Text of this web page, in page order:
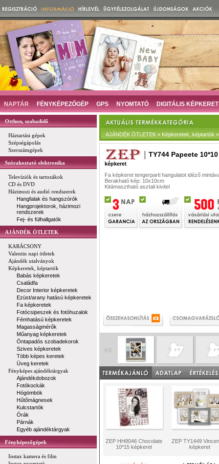
NAPTÁR FÉNYKÉPEZŐGÉP GPS NYOMTATÓ DIGITÁLIS KÉPKERET
Otthon, szabadidő
Háztartási gépek
Szépségápolás
Szerszámgépek
Szórakoztató elektronika
Televíziók és tartozákok
CD és DVD
Házimozi és audió rendszerek
Hangfalak és hangszórók
Hangprojektorok, házimozi
rendszerek
Fej- és fülhallgatók
AJÁNDÉK ÖTLETEK
KARÁCSONY
Valentin napi ötletek
Ajándék utalványok
Képkeretek, képtartók
Babás képkeretek
Családfa
Decor Interior képkeretek
Ezüst/arany hatású képkeretek
Fa képkeretek
Fotócsipeszek és fotóhuzalok
Fémhatású képkeretek
Magasságmérők
Műanyag képkeretek
Öntapadós szobadekorok
Szives képkeretek
Több képes keretek
Üveg keretek
Fényképes ajándéktárgyak
Ajándékdobozok
Fotókockák
Hógömbök
Hűtőmágnesek
Kulcstartók
Órák
Párnák
Egyéb ajándéktárgyak
Fényképezőgépek
Instax kamera és film
AJÁNDÉK ÖTLETEK » Képkeretek, képtartók
TY744 Papeete 10*10
képkeret
Fa képkeret tengerparti hangulatot idéző
Berakható kép: 10x10cm
Kitámasztható asztali kivitel
ZEP HH8046 Chocolate
10*15 képkeret
ZEP TY1449
képkeret